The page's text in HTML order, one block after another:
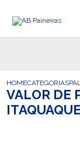
HOMECATEGORIAS
VALOR DE